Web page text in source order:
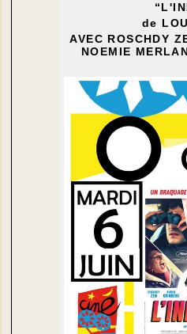
de
AVEC ROSCHDY
NOEMIE